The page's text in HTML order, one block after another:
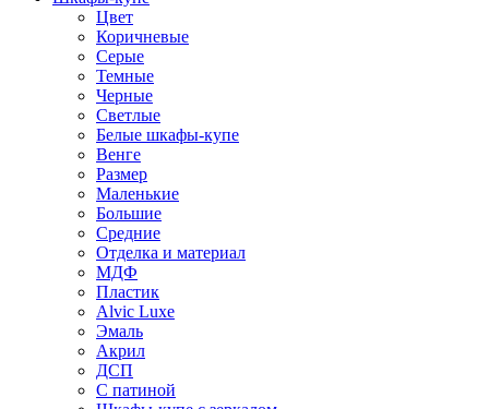
Цвет
Коричневые
Серые
Темные
Черные
Светлые
Белые шкафы-купе
Венге
Размер
Маленькие
Большие
Средние
Отделка и материал
МДФ
Пластик
Alvic Luxe
Эмаль
Акрил
ДСП
С патиной